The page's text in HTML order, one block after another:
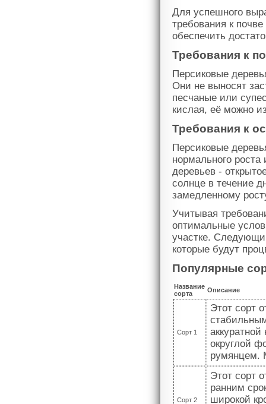
Для успешного
требования к
обеспечить
Требования к
Персиковые
Они не выносят
песчаные или
кислая, её можно
Требования к
Персиковые
нормального
деревьев -
солнце в течение
замедленному
Учитывая
оптимальные
участке.
которые будут
Популярные
Название
сорта
Описание
Сорт 1
Этот сорт
округлой
румянцем.
Сорт 2
Этот сорт
ранним
широкой